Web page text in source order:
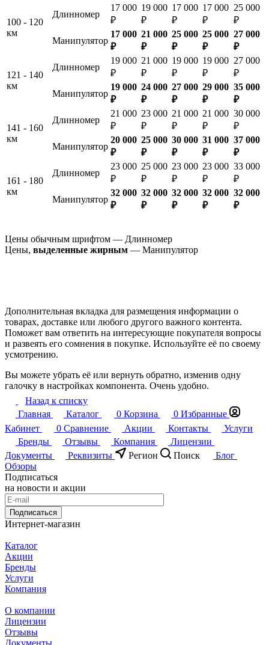
100 - 120
км
Длинномер
17 000
₽
19 000
₽
17 000
₽
17 000
₽
25 000
₽
Манипулятор
17 000
₽
21 000
₽
25 000
₽
25 000
₽
27 000
₽
121 - 140
км
Длинномер
19 000
₽
21 000
₽
19 000
₽
19 000
₽
27 000
₽
Манипулятор
19 000
₽
24 000
₽
27 000
₽
29 000
₽
35 000
₽
141 - 160
км
Длинномер
21 000
₽
23 000
₽
21 000
₽
21 000
₽
30 000
₽
Манипулятор
20 000
₽
25 000
₽
30 000
₽
31 000
₽
37 000
₽
161 - 180
км
Длинномер
23 000
₽
25 000
₽
23 000
₽
23 000
₽
33 000
₽
Манипулятор
32 000
₽
32 000
₽
32 000
₽
32 000
₽
32 000
₽
Цены обычным шрифтом — Длинномер
Цены, выделенные жирным — Манипулятор
Дополнительная вкладка для размещения информации о
товарах, доставке или любого другого важного контента.
Поможет вам ответить на интересующие покупателя вопросы
и развеять его сомнения в покупке. Используйте её по своему
усмотрению.
Вы можете убрать её или вернуть обратно, изменив одну
галочку в настройках компонента. Очень удобно.
Назад к списку
Главная
Каталог 0 Корзина 0 Избранные
Кабинет
0 Сравнение Акции Контакты
Услуги
Бренды
Отзывы Компания
Лицензии
Документы
Реквизиты Регион Поиск
Блог
Обзоры
Подписаться
на новости и акции
Подписаться
Интернет-магазин
Каталог
Акции
Бренды
Услуги
Компания
О компании
Лицензии
Отзывы